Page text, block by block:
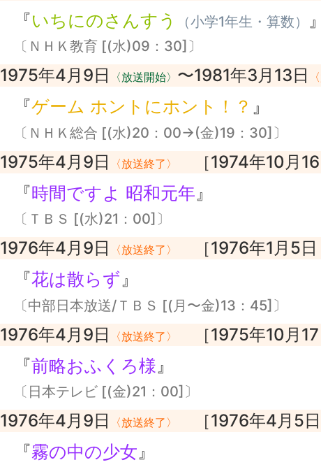
『いちにのさんすう （小学1年生・算数） 』
〔ＮＨＫ教育 [(水)09：30]〕
1975年4月9日 〈放送開始〉 〜1981年3月13日
『ゲーム ホントにホント！？ 』
〔ＮＨＫ総合 [(水)20：00→(金)19：30]〕
1975年4月9日 〈放送終了〉 ［1974年10月16
『時間ですよ 昭和元年 』
〔ＴＢＳ [(水)21：00]〕
1976年4月9日 〈放送終了〉 ［1976年1月5日
『花は散らず』
〔中部日本放送/ＴＢＳ [(月〜金)13：45]〕
1976年4月9日 〈放送終了〉 ［1975年10月17
『前略おふくろ様 』
〔日本テレビ [(金)21：00]〕
1976年4月9日 〈放送終了〉 ［1976年4月5日
『霧の中の少女』